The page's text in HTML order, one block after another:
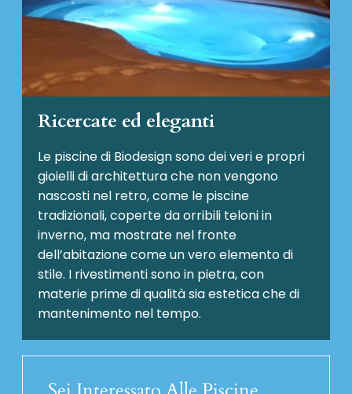
Ricercate ed eleganti
Le piscine di Biodesign sono dei veri e propri
gioielli di architettura che non vengono
nascosti nel retro, come le piscine
tradizionali, coperte da orribili teloni in
inverno, ma mostrate nel fronte
dell’abitazione come un vero elemento di
stile. I rivestimenti sono in pietra, con
materie prime di qualità sia estetica che di
mantenimento nel tempo.